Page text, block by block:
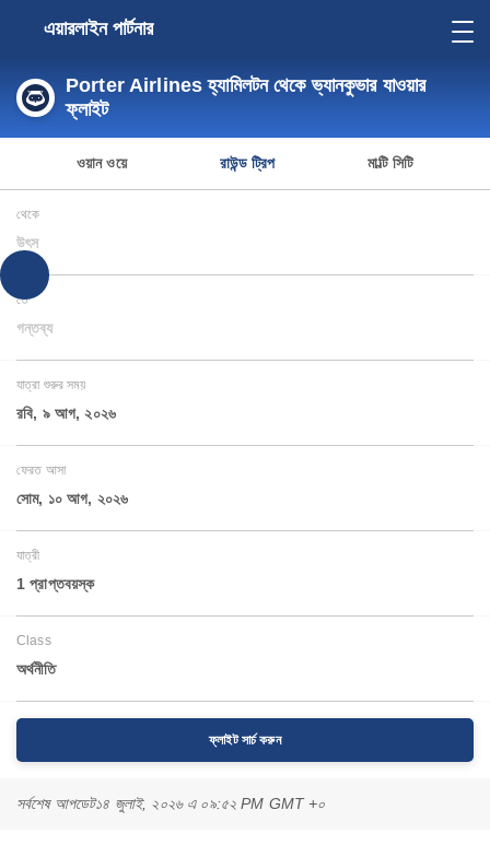
এয়ারলাইন পার্টনার
Porter Airlines হ্যামিলটন থেকে ভ্যানকুভার যাওয়ার
ফ্লাইট
ওয়ান ওয়ে রাউন্ড ট্রিপ মাল্টি সিটি
থেকে
উৎস
তে
গন্তব্য
যাত্রা শুরুর সময়
রবি, ৯ আগ, ২০২৬
ফেরত আসা
সোম, ১০ আগ, ২০২৬
যাত্রী
1 প্রাপ্তবয়স্ক
Class
অর্থনীতি
ফ্লাইট সার্চ করুন
সর্বশেষ আপডেট১৪ জুলাই, ২০২৬ এ ০৯:৫২ PM GMT +০